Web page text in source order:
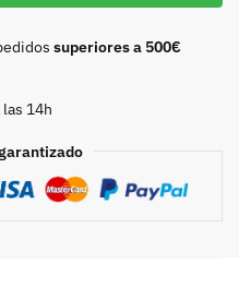
superiores a 500€
14h